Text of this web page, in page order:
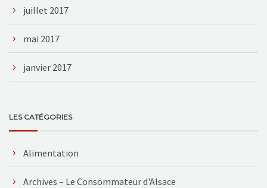
juillet 2017
mai 2017
janvier 2017
LES CATÉGORIES
Alimentation
Archives – Le Consommateur d'Alsace